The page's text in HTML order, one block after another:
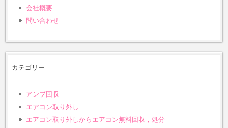
会社概要
問い合わせ
カテゴリー
アンプ回収
エアコン取り外し
エアコン取り外しからエアコン無料回収，処分